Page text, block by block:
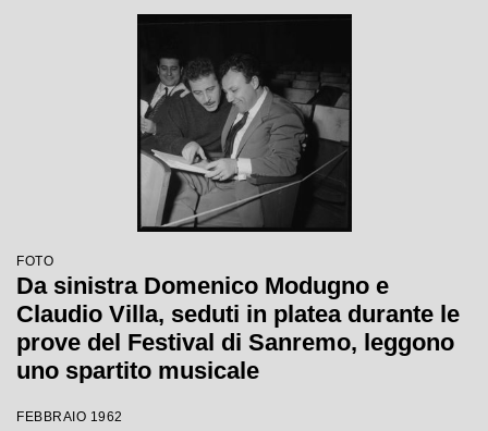
FOTO
Da sinistra Domenico Modugno e
Claudio Villa, seduti in platea durante le
prove del Festival di Sanremo, leggono
uno spartito musicale
FEBBRAIO 1962